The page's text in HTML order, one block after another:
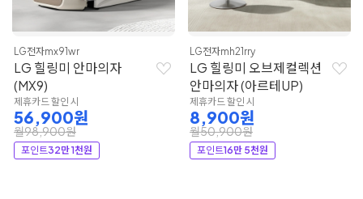
LG전자mx91wr
LG 힐링미 안마의자
(MX9)
제휴카드 할인 시
56,900원
월98,900원
포인트32만 1천원
LG전자mh21rry
LG 힐링미 오브제컬렉션
안마의자 (아르테UP)
제휴카드 할인 시
8,900원
월50,900원
포인트16만 5천원